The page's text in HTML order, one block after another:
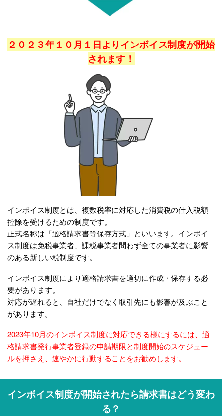
２０２３年１０月１日よりインボイス制度が開始
されます！
インボイス制度とは、複数税率に対応した消費税の仕入税額
控除を受けるための制度です。
正式名称は「適格請求書等保存方式」といいます。インボイ
ス制度は免税事業者、課税事業者問わず全ての事業者に影響
のある新しい税制度です。
インボイス制度により適格請求書を適切に作成・保存する必
要があります。
対応が遅れると、自社だけでなく取引先にも影響が及ぶこと
があります。
2023年10月のインボイス制度に対応できる様にするには、適
格請求書発行事業者登録の申請期限と制度開始のスケジュー
ルを押さえ、速やかに行動することをお勧めします。
インボイス制度が開始されたら請求書はどう変わ
る？